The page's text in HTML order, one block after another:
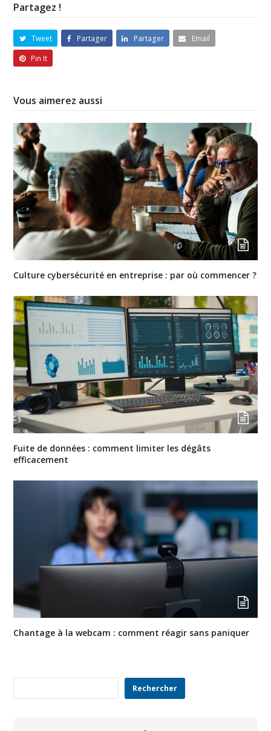
Partagez !
Tweet Partager Partager
Email
Pin It
Vous aimerez aussi
Culture cybersécurité en entreprise : par où commencer ?
Fuite de données : comment limiter les dégâts
efficacement
Chantage à la webcam : comment réagir sans paniquer
Rechercher